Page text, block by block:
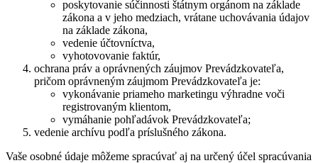
poskytovanie súčinnosti štátnym orgánom na základe
zákona a v jeho medziach, vrátane uchovávania údajov
na základe zákona,
vedenie účtovníctva,
vyhotovovanie faktúr,
ochrana práv a oprávnených záujmov Prevádzkovateľa,
pričom oprávneným záujmom Prevádzkovateľa je:
vykonávanie priameho marketingu výhradne voči
registrovaným klientom,
vymáhanie pohľadávok Prevádzkovateľa;
vedenie archívu podľa príslušného zákona.
Vaše osobné údaje môžeme spracúvať aj na určený účel spracúvania